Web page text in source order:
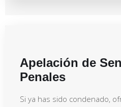
Apelación de
Penales
Si ya has sido condenado,